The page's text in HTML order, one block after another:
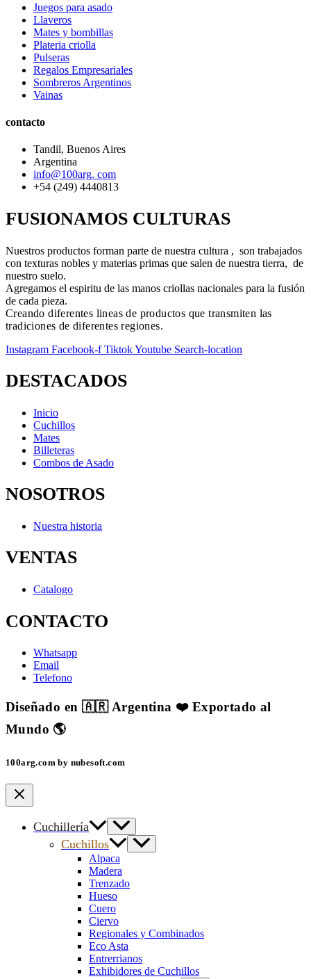
Juegos para asado
Llaveros
Mates y bombillas
Plateria criolla
Pulseras
Regalos Empresariales
Sombreros Argentinos
Vainas
contacto
Tandil, Buenos Aires
Argentina
info@100arg. com
+54 (249) 4440813
FUSIONAMOS CULTURAS
Nuestros productos forman parte de nuestra cultura , son trabajados
con texturas nobles y materias primas que salen de nuestra tierra, de
nuestro suelo.
Agregamos el espiritu de las manos criollas nacionales para la fusión
de cada pieza.
Creando diferentes lineas de productos que transmiten las
tradiciones de diferentes regiones.
Instagram Facebook-f TiktokYoutube Search-location
DESTACADOS
Inicio
Cuchillos
Mates
Billeteras
Combos de Asado
NOSOTROS
Nuestra historia
VENTAS
Catalogo
CONTACTO
Whatsapp
Email
Telefono
Diseñado en 🇦🇷 Argentina ❤️ Exportado al
Mundo 🌎
100arg.com by nubesoft.com
Cuchillería
Cuchillos
Alpaca
Madera
Trenzado
Hueso
Cuero
Ciervo
Regionales y Combinados
Eco Asta
Entrerrianos
Exhibidores de Cuchillos